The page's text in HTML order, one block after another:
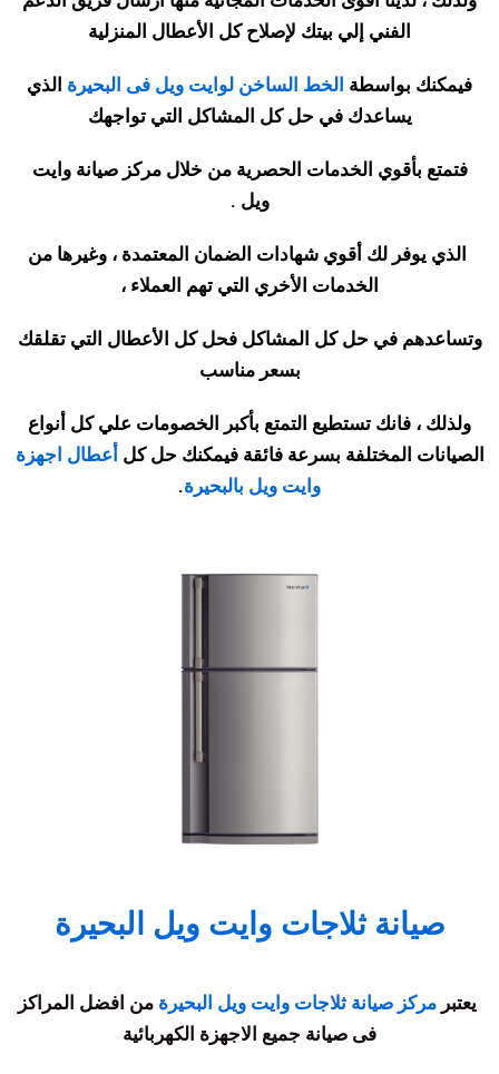
الفني إلي بيتك لإصلاح كل الأعطال المنزلية
فيمكنك بواسطة الخط الساخن لوايت ويل فى البحيرة الذي
يساعدك في حل كل المشاكل التي تواجهك
فتمتع بأقوي الخدمات الحصرية من خلال مركز صيانة وايت
ويل .
الذي يوفر لك أقوي شهادات الضمان المعتمدة ، وغيرها من
الخدمات الأخري التي تهم العملاء ،
وتساعدهم في حل كل المشاكل فحل كل الأعطال التي تقلقك
بسعر مناسب
ولذلك ، فانك تستطيع التمتع بأكبر الخصومات علي كل أنواع
الصيانات المختلفة بسرعة فائقة فيمكنك حل كلأعطال اجهزة
وايت ويل بالبحيرة.
صيانة ثلاجات وايت ويل البحيرة
يعتبر مركز صيانة ثلاجات وايت ويل البحيرة من افضل المراكز
فى صيانة جميع الاجهزة الكهربائية